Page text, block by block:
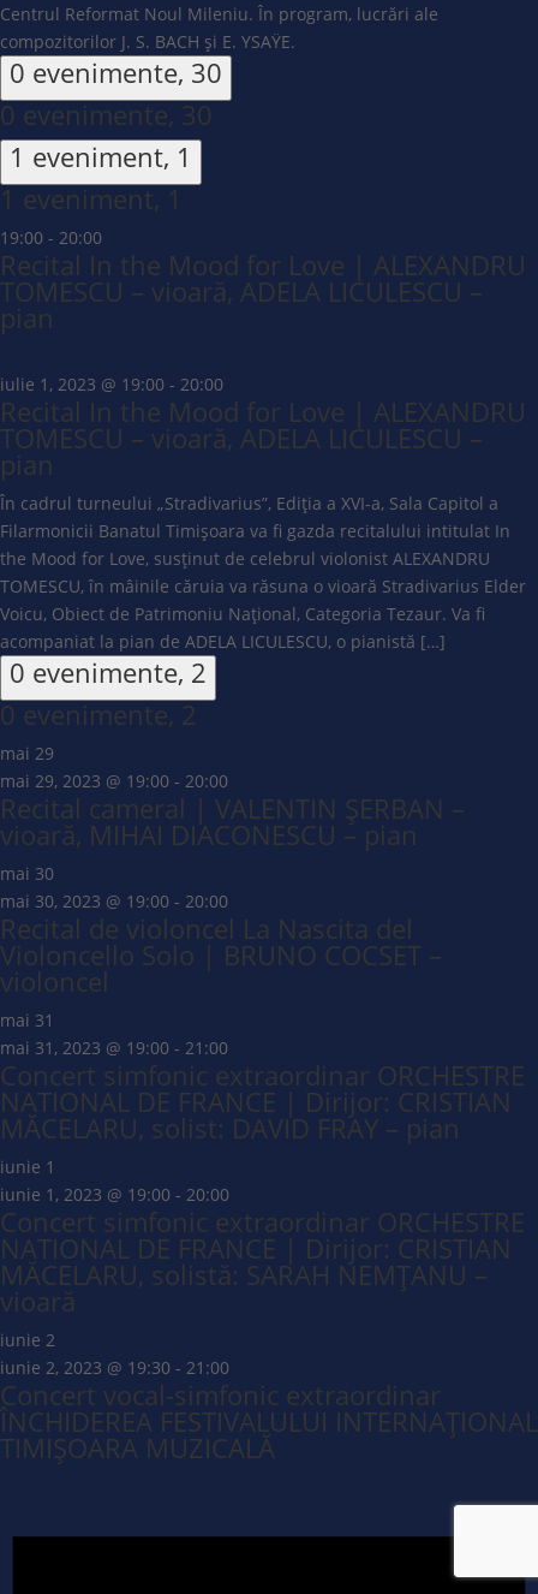
Centrul Reformat Noul Mileniu. În program, lucrări ale
compozitorilor J. S. BACH și E. YSAŸE.
0 evenimente, 30
0 evenimente, 30
1 eveniment, 1
1 eveniment, 1
19:00 - 20:00
Recital In the Mood for Love | ALEXANDRU
TOMESCU – vioară, ADELA LICULESCU –
pian
iulie 1, 2023 @ 19:00 - 20:00
Recital In the Mood for Love | ALEXANDRU
TOMESCU – vioară, ADELA LICULESCU –
pian
În cadrul turneului „Stradivarius”, Ediția a XVI-a, Sala Capitol a
Filarmonicii Banatul Timișoara va fi gazda recitalului intitulat In
the Mood for Love, susținut de celebrul violonist ALEXANDRU
TOMESCU, în mâinile căruia va răsuna o vioară Stradivarius Elder
Voicu, Obiect de Patrimoniu Național, Categoria Tezaur. Va fi
acompaniat la pian de ADELA LICULESCU, o pianistă […]
0 evenimente, 2
0 evenimente, 2
mai 29
mai 29, 2023 @ 19:00 - 20:00
Recital cameral | VALENTIN ȘERBAN –
vioară, MIHAI DIACONESCU – pian
mai 30
mai 30, 2023 @ 19:00 - 20:00
Recital de violoncel La Nascita del
Violoncello Solo | BRUNO COCSET –
violoncel
mai 31
mai 31, 2023 @ 19:00 - 21:00
Concert simfonic extraordinar ORCHESTRE
NATIONAL DE FRANCE | Dirijor: CRISTIAN
MĂCELARU, solist: DAVID FRAY – pian
iunie 1
iunie 1, 2023 @ 19:00 - 20:00
Concert simfonic extraordinar ORCHESTRE
NATIONAL DE FRANCE | Dirijor: CRISTIAN
MĂCELARU, solistă: SARAH NEMȚANU –
vioară
iunie 2
iunie 2, 2023 @ 19:30 - 21:00
Concert vocal-simfonic extraordinar
ÎNCHIDEREA FESTIVALULUI INTERNAȚIONAL
TIMIȘOARA MUZICALĂ